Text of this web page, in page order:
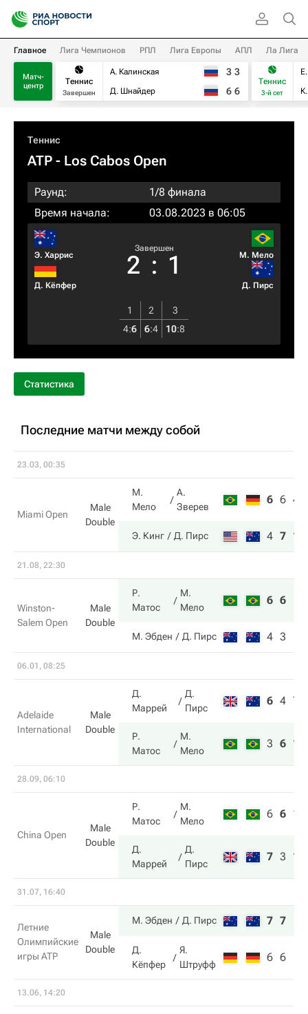
Главное Лига Чемпионов РПЛ Лига Европы АПЛ Ла Лига
Матч-
центр
Теннис
Завершен
А. Калинская
Д. Шнайдер
3 3
6 6
Теннис
3-й сет
Теннис
ATP - Los Cabos Open
Раунд:
1/8 финала
Время начала:
03.08.2023 в 06:05
Э. Харрис
Д. Кёпфер
Завершен
2 : 1 М. Мело
Д. Пирс
1 2
3
4:6 6:4 10:8
Статистика
Последние матчи между собой
23.03, 00:35
Miami Open
Male
Double
М.
Мело
А.
Зверев
6 6 4
Э. Кинг Д. Пирс 4 7 10
21.08, 22:30
Winston-
Salem Open
Male
Double
Р.
Матос
М.
Мело
6 6
М. Эбден Д. Пирс 4 3
06.01, 08:25
Adelaide
International
Male
Double
Д.
Маррей
Д.
Пирс
6 4 7
Р.
Матос
М.
Мело
3 6 10
28.09, 06:10
China Open
Male
Double
Р.
Матос
М.
Мело
6 6 10
Д.
Маррей
Д.
Пирс
7 3 12
31.07, 16:40
Летние
Олимпийские
игры ATP
Male
Double
М. Эбден Д. Пирс 7 7
Д.
Кёпфер
Я.
Штруфф
6 6
13.06, 14:20